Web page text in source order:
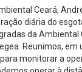
Ceará,
diária do
da Ambiental
Reunimos, em
monitorar a